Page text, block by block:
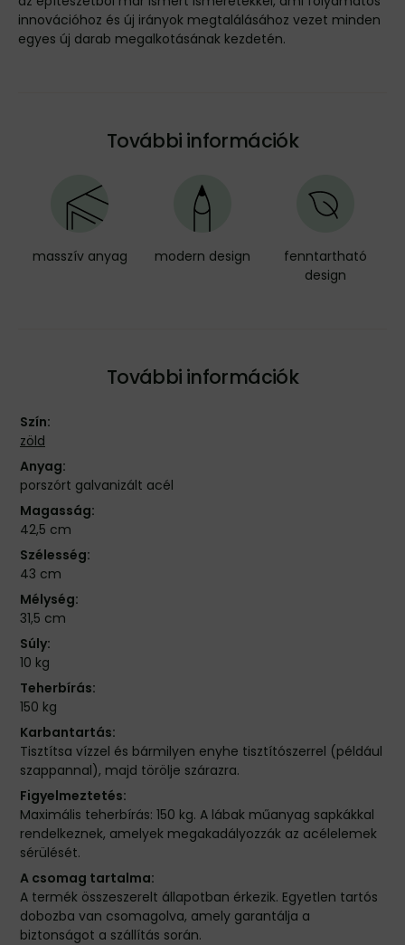
innovációhoz és új irányok megtalálásához vezet minden
egyes új darab megalkotásának kezdetén.
További információk
masszív anyag modern design
fenntartható
design
További információk
Szín:
zöld
Anyag:
porszórt galvanizált acél
Magasság:
42,5 cm
Szélesség:
43 cm
Mélység:
31,5 cm
Súly:
10 kg
Teherbírás:
150 kg
Karbantartás:
Tisztítsa vízzel és bármilyen enyhe tisztítószerrel (például
szappannal), majd törölje szárazra.
Figyelmeztetés:
Maximális teherbírás: 150 kg. A lábak műanyag sapkákkal
rendelkeznek, amelyek megakadályozzák az acélelemek
sérülését.
A csomag tartalma:
A termék összeszerelt állapotban érkezik. Egyetlen tartós
dobozba van csomagolva, amely garantálja a
biztonságot a szállítás során.